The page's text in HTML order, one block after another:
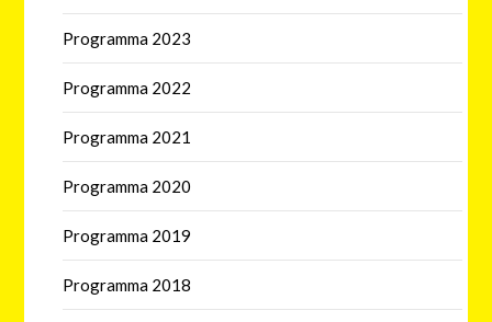
Programma 2023
Programma 2022
Programma 2021
Programma 2020
Programma 2019
Programma 2018